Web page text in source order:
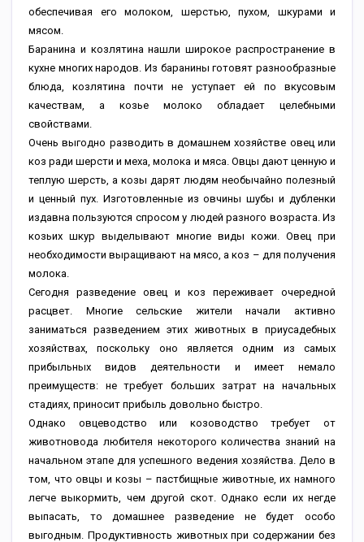
обеспечивая его молоком, шерстью, пухом, шкурами и
мясом.
Баранина и козлятина нашли широкое распространение в
кухне многих народов. Из баранины готовят разнообразные
блюда, козлятина почти не уступает ей по вкусовым
качествам, а козье молоко обладает целебными
свойствами.
Очень выгодно разводить в домашнем хозяйстве овец или
коз ради шерсти и меха, молока и мяса. Овцы дают ценную и
теплую шерсть, а козы дарят людям необычайно полезный
и ценный пух. Изготовленные из овчины шубы и дубленки
издавна пользуются спросом у людей разного возраста. Из
козьих шкур выделывают многие виды кожи. Овец при
необходимости выращивают на мясо, а коз – для получения
молока.
Сегодня разведение овец и коз переживает очередной
расцвет. Многие сельские жители начали активно
заниматься разведением этих животных в приусадебных
хозяйствах, поскольку оно является одним из самых
прибыльных видов деятельности и имеет немало
преимуществ: не требует больших затрат на начальных
стадиях, приносит прибыль довольно быстро.
Однако овцеводство или козоводство требует от
животновода любителя некоторого количества знаний на
начальном этапе для успешного ведения хозяйства. Дело в
том, что овцы и козы – пастбищные животные, их намного
легче выкормить, чем другой скот. Однако если их негде
выпасать, то домашнее разведение не будет особо
выгодным. Продуктивность животных при содержании без